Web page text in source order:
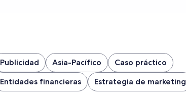
Publicidad Asia-Pacífico
Caso práctico
Entidades financieras
Estrategia de marketing